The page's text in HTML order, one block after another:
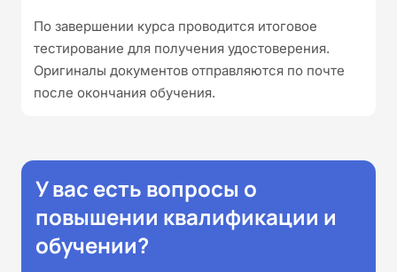
По завершении курса проводится итоговое
тестирование для получения удостоверения.
Оригиналы документов отправляются по почте
после окончания обучения.
У вас есть вопросы о
повышении квалификации и
обучении?